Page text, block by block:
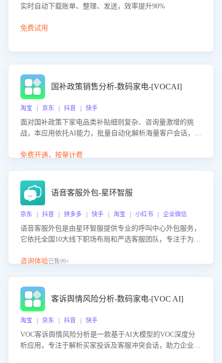
实时自动下载账单、整理、发送，效率提升90%
免费试用
国补政策销售分析-数码家电-[VOCAI]
淘宝 | 京东 | 抖音 | 快手
面对国补政策下家电品类补贴细则复杂、咨询量激增的挑
战，本应用依托AI能力，批量自动化解析海量客户会话，精
购买意向，深度洞察决策动因。同时全面评估客服团队政策
度、客服转化能力及销售业绩。
免费开通，按量计费
语音客服外包-星环智服
京东 | 抖音 | 拼多多 | 快手 | 淘宝 | 小红书 | 企业微信
语音客服外包是由星环智服提供专业的呼叫中心外包服务，
它依托全国10大线下职场布局和严选客服团队，专注于为企
客服团队和智能工具提升语音客服服务效率和质量，帮助企
咨询体验已售99+
客诉舆情风险分析-数码家电-[VOC AI]
淘宝 | 京东 | 抖音 | 快手
VOC客诉舆情风险分析是一款基于AI大模型的VOC深度分
析应用，专注于解析买家投诉及客服冲突会话，助力企业精